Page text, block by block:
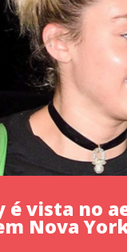
é vista no
Nova